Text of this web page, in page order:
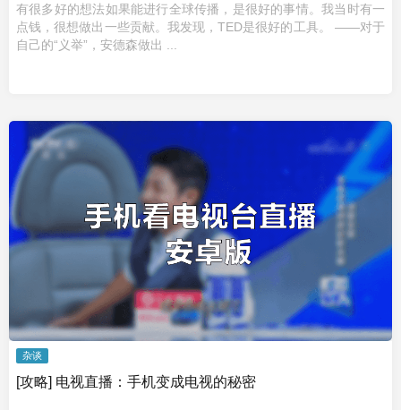
有很多好的想法如果能进行全球传播，是很好的事情。我当时有一
点钱，很想做出一些贡献。我发现，TED是很好的工具。 ——对于
自己的“义举”，安德森做出 ...
杂谈
[攻略] 电视直播：手机变成电视的秘密